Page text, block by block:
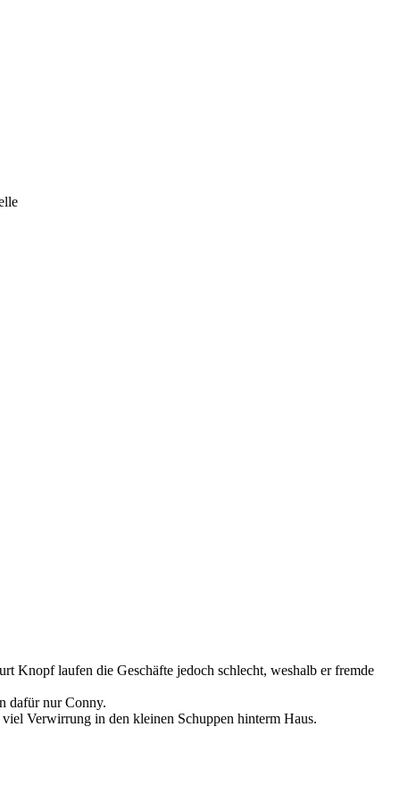
Knopf laufen die Geschäfte jedoch schlecht, weshalb er fremde
dafür nur Conny.
Verwirrung in den kleinen Schuppen hinterm Haus.